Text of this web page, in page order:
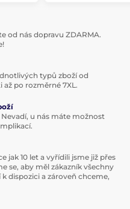
od nás dopravu ZDARMA.
typů zboží od
po rozměrné 7XL.
u nás máte možnost
jak 10 let a vyřídili jsme již přes
se, aby měl zákazník všechny
dispozici a zároveň chceme,